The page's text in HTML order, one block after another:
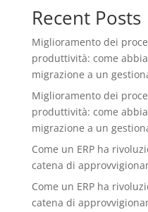
Recent Posts
Miglioramento dei
produttività: come
migrazione a un
Miglioramento dei
produttività: come
migrazione a un
Come un ERP ha
catena di
Come un ERP ha
catena di